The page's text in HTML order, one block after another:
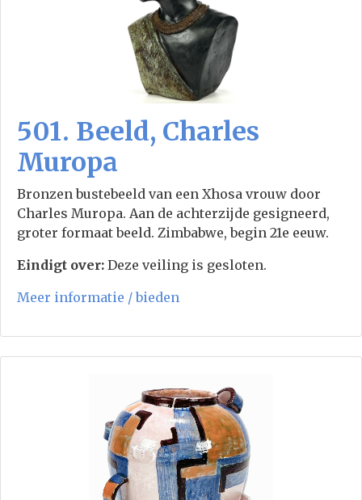
501. Beeld, Charles
Muropa
Bronzen bustebeeld van een Xhosa vrouw door
Charles Muropa. Aan de achterzijde gesigneerd,
groter formaat beeld. Zimbabwe, begin 21e eeuw.
Eindigt over: Deze veiling is gesloten.
Meer informatie / bieden